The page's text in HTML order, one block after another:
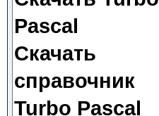
Pascal
Скачать
справочник
Turbo Pascal